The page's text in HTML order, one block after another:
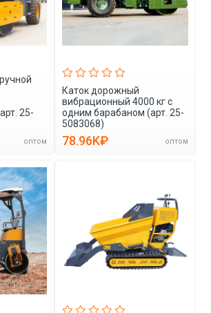
25-
оптом
Каток дорожный
вибрационный 4000 кг с
одним барабаном (арт. 25-
5083068)
78.96K₽ оптом